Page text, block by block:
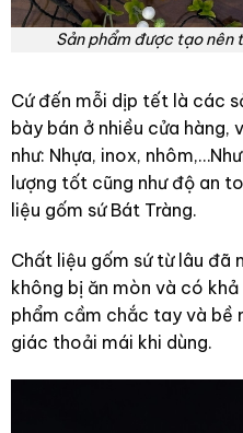
Sản phẩm được tạo nên
Cứ đến mỗi dịp tết là các
bày bán ở nhiều cửa hàng,
như: Nhựa, inox,
lượng tốt cũng như độ an
liệu gốm sứ Bát Tràng.
Chất liệu gốm sứ từ lâu đã
không bị ăn mòn và có
phẩm cầm chắc tay và bề
giác thoải mái khi dùng.